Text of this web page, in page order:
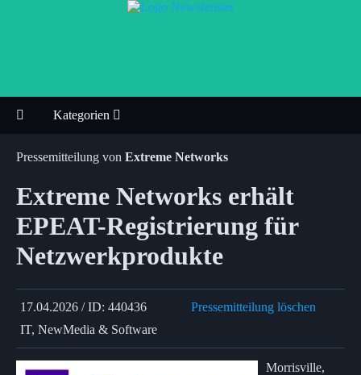
Kategorien
Pressemitteilung von Extreme Networks
Extreme Networks erhält
EPEAT-Registrierung für
Netzwerkprodukte
17.04.2026 / ID: 440436
Pressemitteilung löschen
IT, NewMedia & Software
Morrisville,